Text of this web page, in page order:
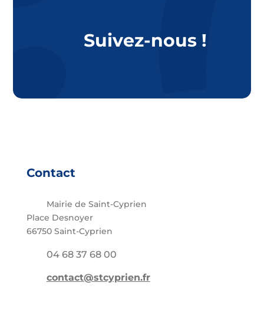
Suivez-nous !
Contact
Mairie de Saint-Cyprien
Place Desnoyer
66750 Saint-Cyprien
04 68 37 68 00
contact@stcyprien.fr